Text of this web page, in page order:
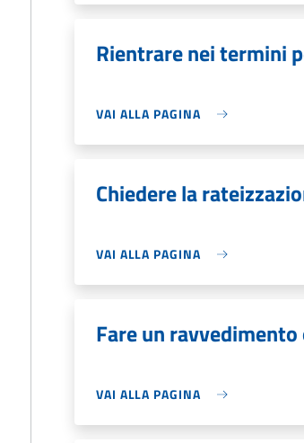
Rientrare nei termini
VAI ALLA PAGINA
Chiedere la
VAI ALLA PAGINA
Fare un
VAI ALLA PAGINA